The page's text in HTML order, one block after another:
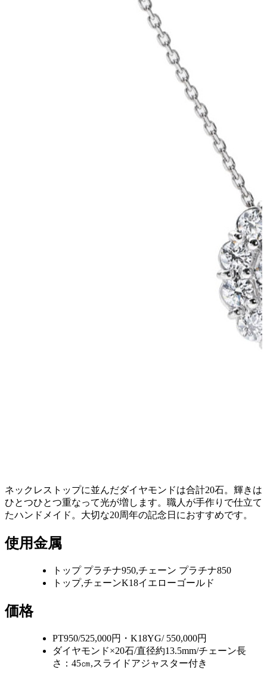
ネックレストップに並んだダイヤモンドは合計20石。輝きは
ひとつひとつ重なって光が増します。職人が手作りで仕立て
たハンドメイド。大切な20周年の記念日におすすめです。
使用金属
トップ プラチナ950,チェーン プラチナ850
トップ,チェーンK18イエローゴールド
価格
PT950/525,000円・K18YG/ 550,000円
ダイヤモンド×20石/直径約13.5mm/チェーン長
さ：45㎝,スライドアジャスター付き